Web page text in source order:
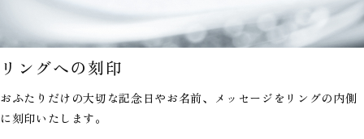
リングへの刻印
おふたりだけの大切な記念日やお名前、メッセージを リングの内側
に刻印いたします。